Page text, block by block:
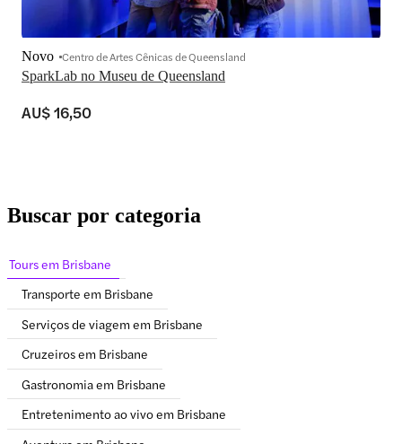
SparkLab no Museu de Queensland
Novo Centro de Artes Cênicas de Queensland
AU$ 16,50
Buscar por categoria
Tours em Brisbane
Transporte em Brisbane
Serviços de viagem em Brisbane
Cruzeiros em Brisbane
Gastronomia em Brisbane
Entretenimento ao vivo em Brisbane